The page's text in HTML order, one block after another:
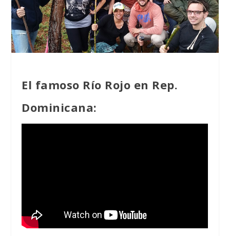
El famoso Río Rojo en Rep.
Dominicana: